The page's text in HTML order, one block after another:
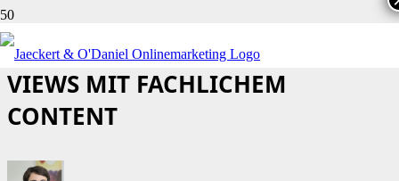
UNSERE TIKTOK CHALLENGE: 50K
VIEWS MIT FACHLICHEM
CONTENT